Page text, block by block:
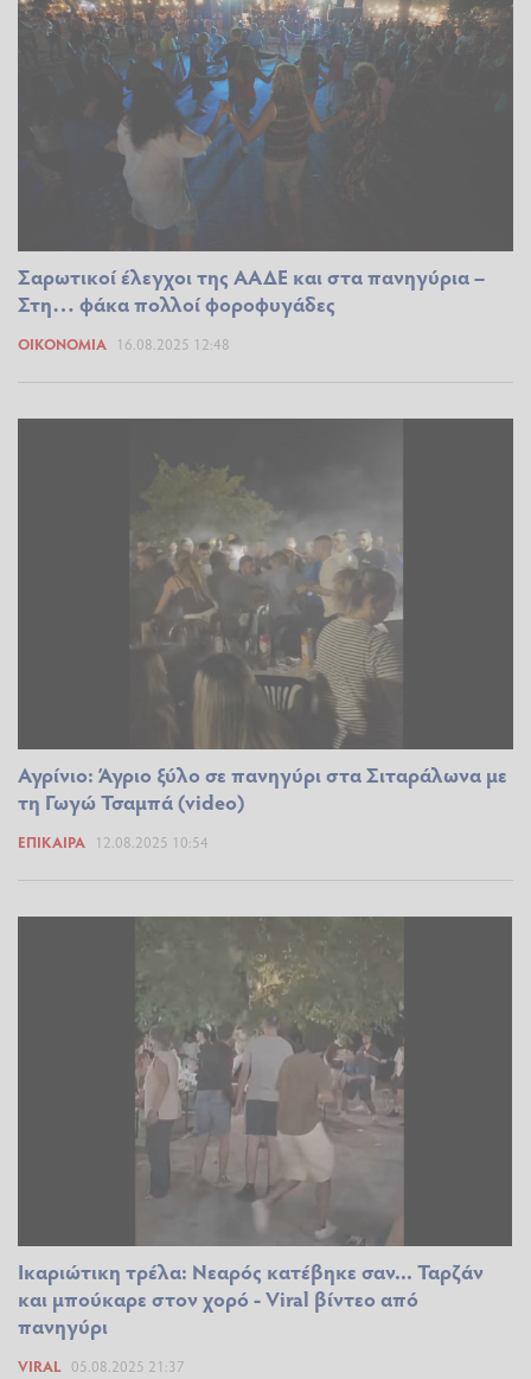
Σαρωτικοί έλεγχοι της ΑΑΔΕ και στα πανηγύρια –
Στη… φάκα πολλοί φοροφυγάδες
ΟΙΚΟΝΟΜΊΑ 16.08.2025 12:48
Αγρίνιο: Άγριο ξύλο σε πανηγύρι στα Σιταράλωνα με
τη Γωγώ Τσαμπά (video)
ΕΠΊΚΑΙΡΑ 12.08.2025 10:54
Ικαριώτικη τρέλα: Νεαρός κατέβηκε σαν... Ταρζάν
και μπούκαρε στον χορό - Viral βίντεο από
πανηγύρι
VIRAL 05.08.2025 21:37